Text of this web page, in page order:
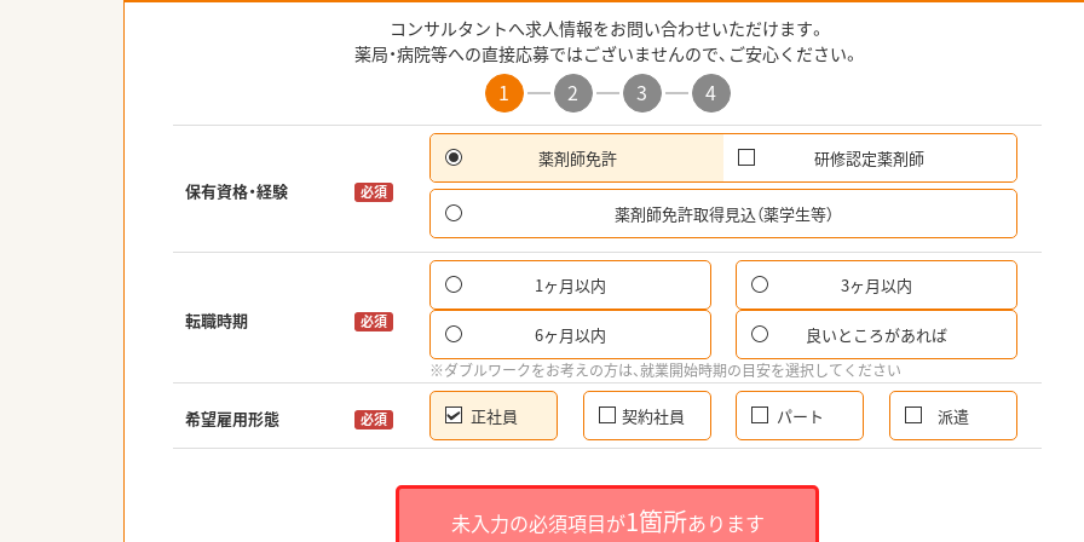
コンサルタントへ求人情報をお問い合わせいただけます。
薬局・病院等への直接応募ではございませんので、ご安心ください。
1 2 3 4
保有資格・経験 必須
薬剤師免許 研修認定薬剤師
薬剤師免許取得見込（薬学生等）
転職時期 必須
1ヶ月以内 3ヶ月以内
6ヶ月以内 良いところがあれば
※ダブルワークをお考えの方は、就業開始時期の目安を選択してください
希望雇用形態 必須 正社員 契約社員 パート 派遣
未入力の必須項目が1箇所あります